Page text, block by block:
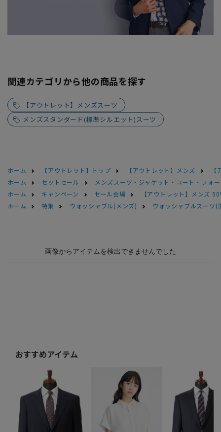
関連カテゴリから他の商品を探す
【アウトレット】メンズスーツ
メンズスタンダード(標準シルエット)スーツ
ホーム 【アウトレット】トップ 【アウトレット】メンズ
ホーム
セットセール
メンズスーツ・ジャケット・コート・フォ
ホーム
キャンペーン セール会場
【アウトレット】メンズ
ホーム
特集 ウォッシャブル(メンズ) ウォッシャブルスーツ(